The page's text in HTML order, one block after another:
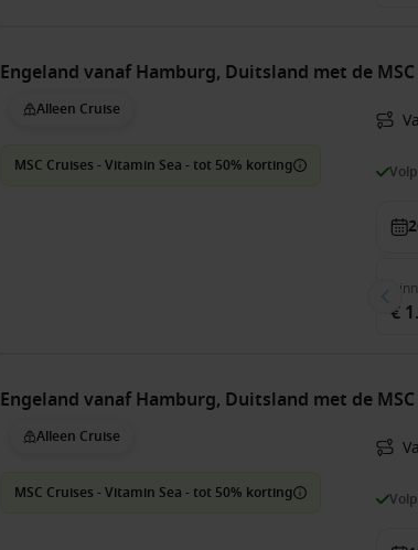
Engeland vanaf Hamburg, Duitsland met de
Alleen Cruise
MSC Cruises - Vitamin Sea - tot 50% korting
€
Engeland vanaf Hamburg, Duitsland met de
Alleen Cruise
MSC Cruises - Vitamin Sea - tot 50% korting